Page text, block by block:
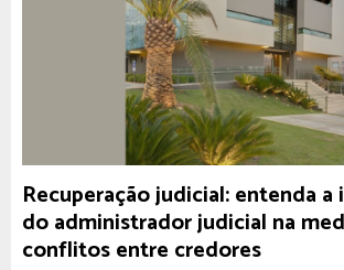
Recuperação judicial: entenda
do administrador judicial na
conflitos entre credores